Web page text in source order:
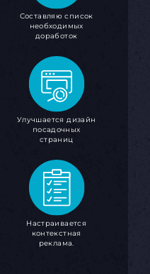
Составляю список
необходимых
доработок
Улучшается дизайн
посадочных
страниц
Настраивается
контекстная
реклама.